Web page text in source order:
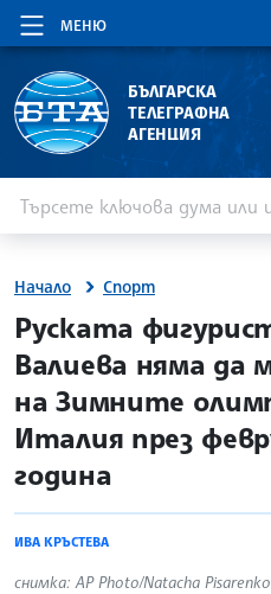
МЕНЮ
БЪЛГАРСКА
ТЕЛЕГРАФНА
АГЕНЦИЯ
Начало Спорт
site.bta
Руската
Валиева няма да
на Зимните
Италия през
година
ИВА КРЪСТЕВА
снимка: AP Photo/Natacha Pisarenko